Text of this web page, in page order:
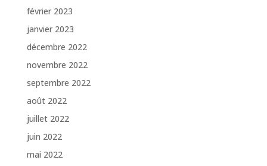
février 2023
janvier 2023
décembre 2022
novembre 2022
septembre 2022
août 2022
juillet 2022
juin 2022
mai 2022